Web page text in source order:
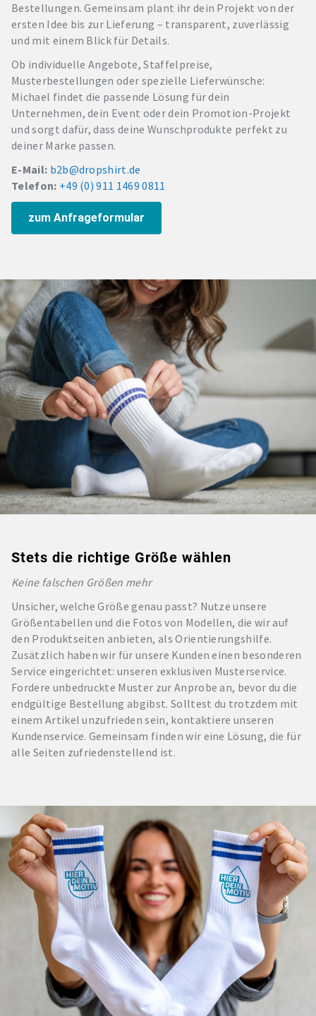
Bestellungen. Gemeinsam plant ihr dein Projekt von der
ersten Idee bis zur Lieferung – transparent, zuverlässig
und mit einem Blick für Details.
Ob individuelle Angebote, Staffelpreise,
Musterbestellungen oder spezielle Lieferwünsche:
Michael findet die passende Lösung für dein
Unternehmen, dein Event oder dein Promotion-Projekt
und sorgt dafür, dass deine Wunschprodukte perfekt zu
deiner Marke passen.
E-Mail: b2b@dropshirt.de
Telefon: +49 (0) 911 1469 0811
zum Anfrageformular
Stets die richtige Größe wählen
Keine falschen Größen mehr
Unsicher, welche Größe genau passt? Nutze unsere
Größentabellen und die Fotos von Modellen, die wir auf
den Produktseiten anbieten, als Orientierungshilfe.
Zusätzlich haben wir für unsere Kunden einen besonderen
Service eingerichtet: unseren exklusiven Musterservice.
Fordere unbedruckte Muster zur Anprobe an, bevor du die
endgültige Bestellung abgibst. Solltest du trotzdem mit
einem Artikel unzufrieden sein, kontaktiere unseren
Kundenservice. Gemeinsam finden wir eine Lösung, die für
alle Seiten zufriedenstellend ist.